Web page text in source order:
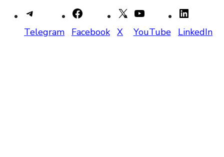
Telegram Facebook X YouTube LinkedIn